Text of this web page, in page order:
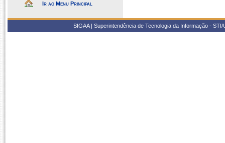
Ir ao Menu Principal
SIGAA | Superintendência de Tecnologia da Informação -